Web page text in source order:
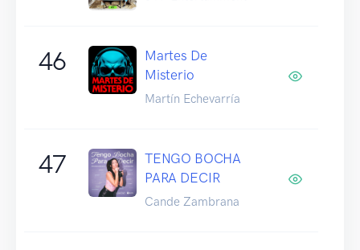
46
Martes De
Misterio
Martín Echevarría
47
TENGO BOCHA
PARA DECIR
Cande Zambrana